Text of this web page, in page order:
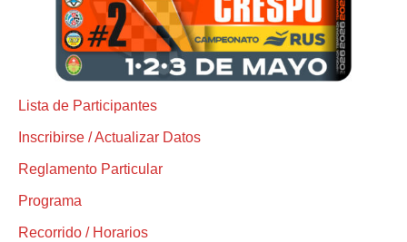
Lista de Participantes
Inscribirse / Actualizar Datos
Reglamento Particular
Programa
Recorrido / Horarios